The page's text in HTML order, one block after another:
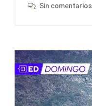
Sin comentarios